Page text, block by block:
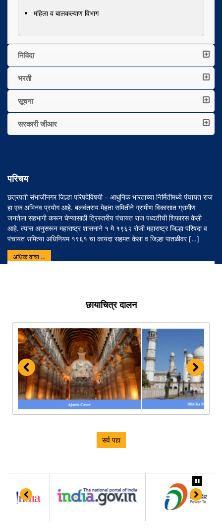
महिला व बालकल्याण विभाग
निविदा
भरती
सूचना
सरकारी जीआर
परिचय
छत्रपती संभाजीनगर जिल्हा परिषदेविषयी – आधुनिक भारताच्या निर्मितीमध्ये पंचायत राज
हा एक अभिनव प्रयोग आहे. बलवंतराय मेहता समितीने ग्रामीण विकासात ग्रामीण
जनतेला सहभागी करून घेण्यासाठी त्रिस्तरीय पंचायत राज पध्दतीची शिफारस केली
आहे. त्यास अनुसरून महाराष्ट्र शासनाने १ मे १९६२ रोजी महाराष्ट्र जिल्हा परिषदा व
पंचायत समित्या अधिनियम १९६१ चा कायदा सहमत केला व जिल्हा पातळीवर […]
अधिक वाचा …
छायाचित्र दालन
सर्व पहा